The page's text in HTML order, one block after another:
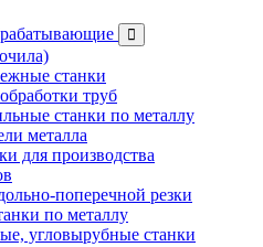
станки
труб
станки по металлу
металла
для производства
поперечной резки
по металлу
угловырубные станки